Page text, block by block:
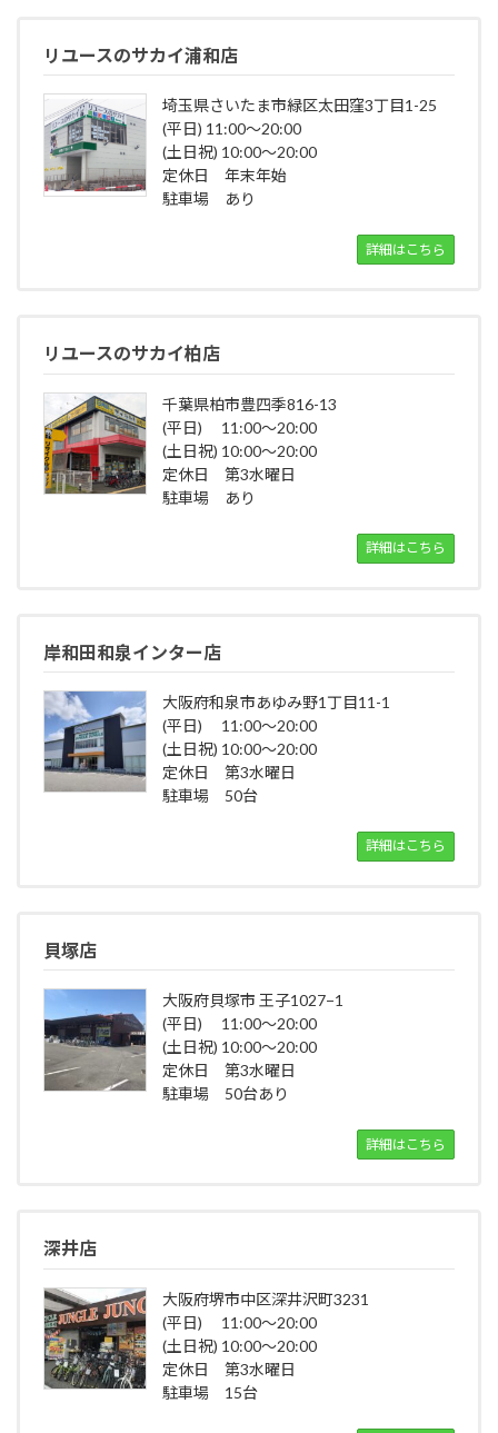
リユースのサカイ浦和店
埼玉県さいたま市緑区太田窪3丁目1-25
(平日) 11:00～20:00
(土日祝) 10:00～20:00
定休日 年末年始
駐車場 あり
詳細はこちら
リユースのサカイ柏店
千葉県柏市豊四季816-13
(平日) 11:00～20:00
(土日祝) 10:00～20:00
定休日 第3水曜日
駐車場 あり
詳細はこちら
岸和田和泉インター店
大阪府和泉市あゆみ野1丁目11-1
(平日) 11:00～20:00
(土日祝) 10:00～20:00
定休日 第3水曜日
駐車場 50台
詳細はこちら
貝塚店
大阪府貝塚市 王子1027−1
(平日) 11:00～20:00
(土日祝) 10:00～20:00
定休日 第3水曜日
駐車場 50台あり
詳細はこちら
深井店
大阪府堺市中区深井沢町3231
(平日) 11:00～20:00
(土日祝) 10:00～20:00
定休日 第3水曜日
駐車場 15台